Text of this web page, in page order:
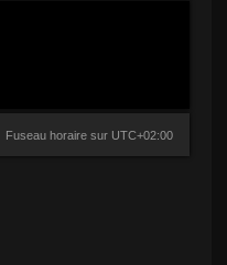
Fuseau horaire sur UTC+02:00